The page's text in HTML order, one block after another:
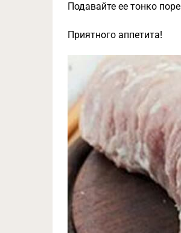
Подавайте ее тонко
Приятного аппетита!